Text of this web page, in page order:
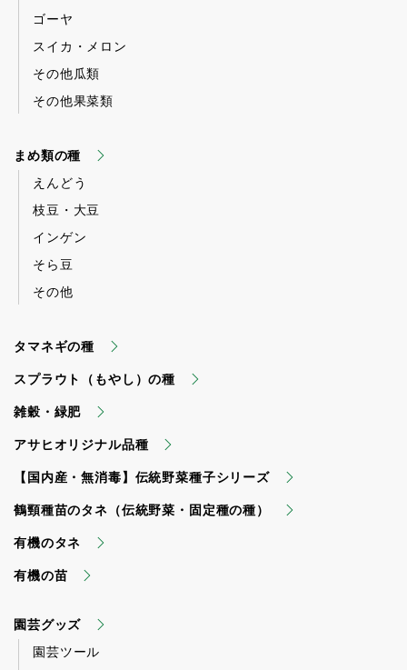
ゴーヤ
スイカ・メロン
その他瓜類
その他果菜類
まめ類の種
えんどう
枝豆・大豆
インゲン
そら豆
その他
タマネギの種
スプラウト（もやし）の種
雑穀・緑肥
アサヒオリジナル品種
【国内産・無消毒】伝統野菜種子シリーズ
鶴頸種苗のタネ（伝統野菜・固定種の種）
有機のタネ
有機の苗
園芸グッズ
園芸ツール